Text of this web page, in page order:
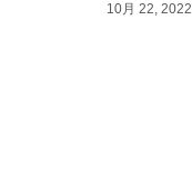
10月 22, 2022